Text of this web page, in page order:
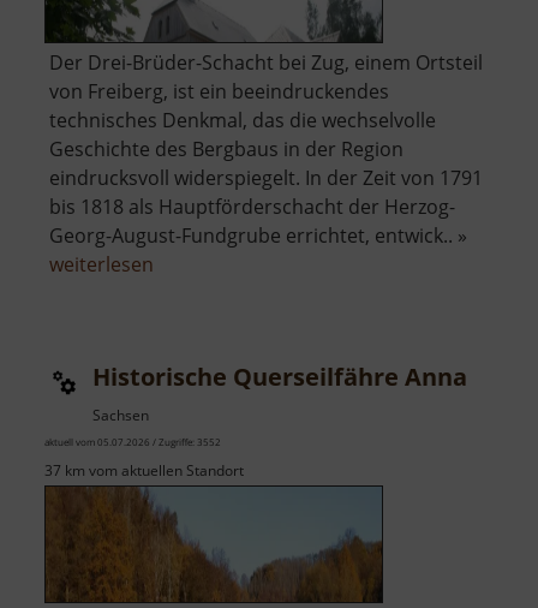
Der Drei-Brüder-Schacht bei Zug, einem Ortsteil
von Freiberg, ist ein beeindruckendes
technisches Denkmal, das die wechselvolle
Geschichte des Bergbaus in der Region
eindrucksvoll widerspiegelt. In der Zeit von 1791
bis 1818 als Hauptförderschacht der Herzog-
Georg-August-Fundgrube errichtet, entwick.. »
weiterlesen
Historische Querseilfähre Anna
Sachsen
aktuell vom 05.07.2026 / Zugriffe: 3552
37 km vom aktuellen Standort